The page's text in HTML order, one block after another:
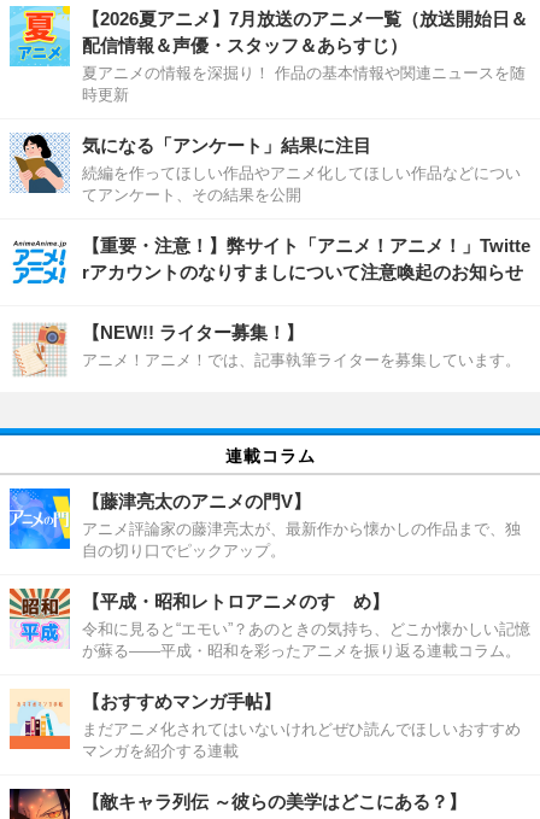
【2026夏アニメ】7月放送のアニメ一覧（放送開始日＆
配信情報＆声優・スタッフ＆あらすじ）
夏アニメの情報を深掘り！ 作品の基本情報や関連ニュースを随
時更新
気になる「アンケート」結果に注目
続編を作ってほしい作品やアニメ化してほしい作品などについ
てアンケート、その結果を公開
【重要・注意！】弊サイト「アニメ！アニメ！」Twitte
rアカウントのなりすましについて注意喚起のお知らせ
【NEW!! ライター募集！】
アニメ！アニメ！では、記事執筆ライターを募集しています。
連載コラム
【藤津亮太のアニメの門V】
アニメ評論家の藤津亮太が、最新作から懐かしの作品まで、独
自の切り口でピックアップ。
【平成・昭和レトロアニメのすゝめ】
令和に見ると“エモい”？あのときの気持ち、どこか懐かしい記憶
が蘇る――平成・昭和を彩ったアニメを振り返る連載コラム。
【おすすめマンガ手帖】
まだアニメ化されてはいないけれどぜひ読んでほしいおすすめ
マンガを紹介する連載
【敵キャラ列伝 ～彼らの美学はどこにある？】